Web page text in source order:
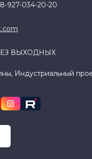
8-927-034-20-20
ВЫХОДНЫХ
Индустриальный